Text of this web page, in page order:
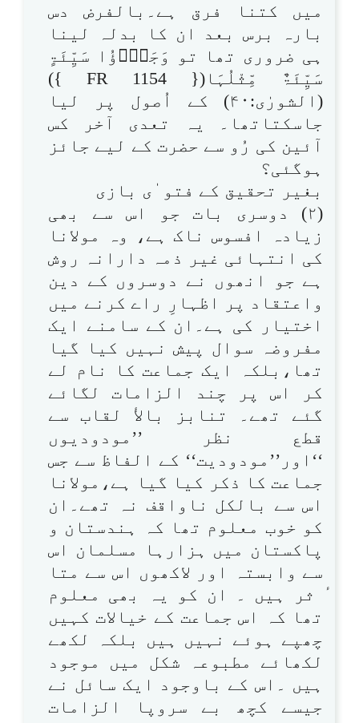
میں کتنا فرق ہے۔بالفرض دس
بارہ برس بعد ان کا بدلہ لینا
ہی ضروری تھا تو وَجَزٰۗؤُا سَيِّئَۃٍ
سَيِّئَۃٌ مِّثْلُہَا({ FR 1154 })
(الشورٰی:۴۰) کے اُصول پر لیا
جاسکتاتھا۔ یہ تعدی آخر کس
آئین کی رُو سے حضرت کے لیے جائز
ہوگئی؟
بغیر تحقیق کے فتو ٰی بازی
(۲) دوسری بات جو اس سے بھی
زیادہ افسوس ناک ہے، وہ مولانا
کی انتہائی غیر ذمہ دارانہ روش
ہے جو انھوں نے دوسروں کے دین
واعتقاد پر اظہارِ راے کرنے میں
اختیار کی ہے۔ان کے سامنے ایک
مفروضہ سوال پیش نہیں کیا گیا
تھا،بلکہ ایک جماعت کا نام لے
کر اس پر چند الزامات لگائے
گئے تھے۔ تنابز بالأ لقاب سے
قطع نظر ’’مودودیوں
‘‘اور’’مودودیت‘‘ کے الفاظ سے جس
جماعت کا ذکر کیا گیا ہے،مولانا
اس سے بالکل ناواقف نہ تھے۔ان
کو خوب معلوم تھا کہ ہندستان و
پاکستان میں ہزارہا مسلمان اس
سے وابستہ اور لاکھوں اس سے متا
ٔ ثر ہیں ۔ ان کو یہ بھی معلوم
تھا کہ اس جماعت کے خیالات کہیں
چھپے ہوئے نہیں ہیں بلکہ لکھے
لکھائے مطبوعہ شکل میں موجود
ہیں ۔اس کے باوجود ایک سائل نے
جیسے کچھ بے سروپا الزامات